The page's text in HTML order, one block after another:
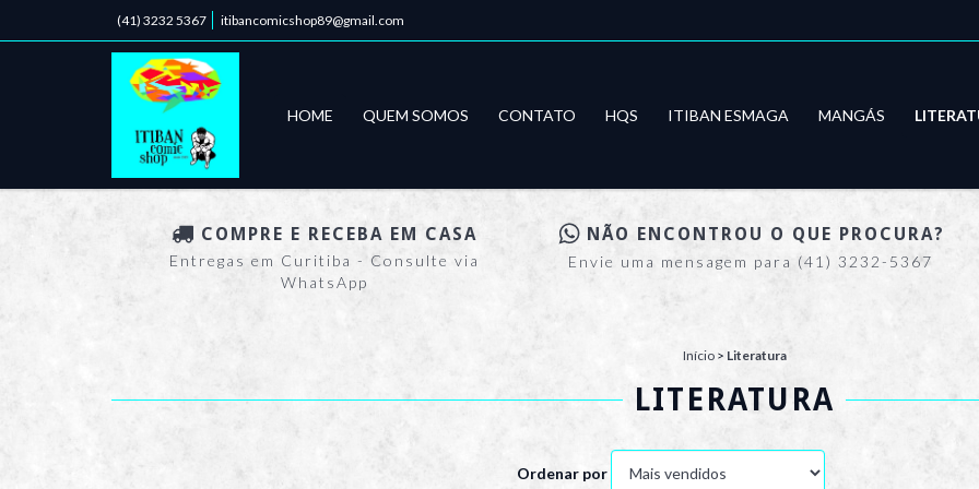
(41) 3232 5367 itibancomicshop89@gmail.com
HOME QUEM SOMOS CONTATO HQS ITIBAN ESMAGA MANGÁS
COMPRE E RECEBA EM CASA
Entregas em Curitiba - Consulte via
WhatsApp
NÃO ENCONTROU O QUE PROCURA?
Envie uma mensagem para (41) 3232-5367
Início > Literatura
LITERATURA
Ordenar por